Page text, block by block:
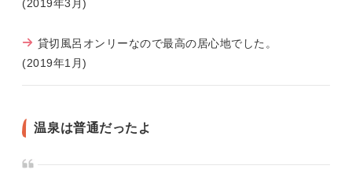
(2019年3月)
貸切風呂オンリーなので最高の居心地でした。
(2019年1月)
温泉は普通だったよ